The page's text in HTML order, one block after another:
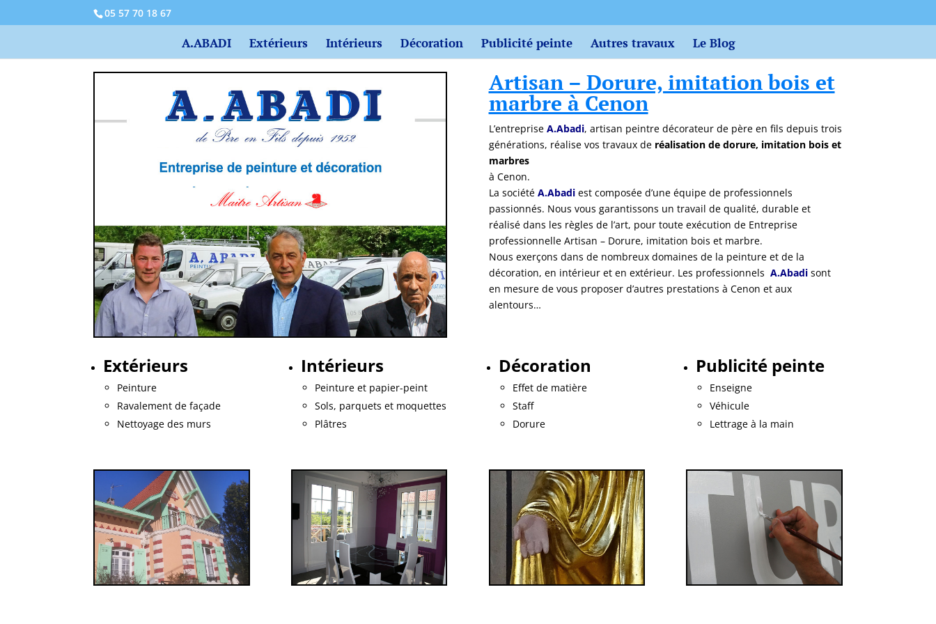
05 57 70 18 67
A.ABADI Extérieurs Intérieurs Décoration Publicité peinte Autres travaux Le Blog
Artisan – Dorure, imitation bois et
marbre à Cenon
L’entreprise A.Abadi, artisan peintre décorateur de père en fils depuis trois
générations, réalise vos travaux de réalisation de dorure, imitation bois et
marbres
à Cenon.
La société A.Abadiest composée d’une équipe de professionnels
passionnés. Nous vous garantissons un travail de qualité, durable et
réalisé dans les règles de l’art, pour toute exécution de Entreprise
professionnelle Artisan – Dorure, imitation bois et marbre.
Nous exerçons dans de nombreux domaines de la peinture et de la
décoration, en intérieur et en extérieur. Les professionnels A.Abadisont
en mesure de vous proposer d’autres prestations à Cenon et aux
alentours…
Extérieurs
Peinture
Ravalement de façade
Nettoyage des murs
Intérieurs
Peinture et papier-peint
Sols, parquets et moquettes
Plâtres
Décoration
Effet de matière
Staff
Dorure
Publicité peinte
Enseigne
Véhicule
Lettrage à la main